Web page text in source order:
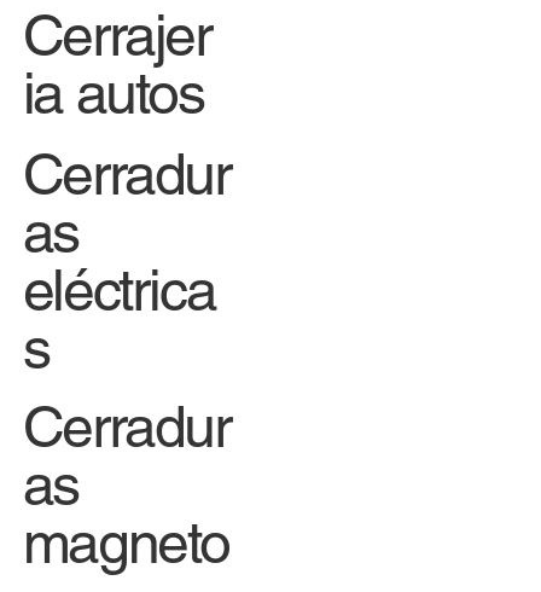
Cerrajer
ia autos
Cerradur
as
eléctrica
s
Cerradur
as
magneto